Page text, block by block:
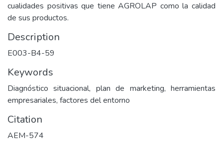
cualidades positivas que tiene AGROLAP como la calidad
de sus productos.
Description
E003-B4-59
Keywords
Diagnóstico situacional, plan de marketing, herramientas
empresariales, factores del entorno
Citation
AEM-574